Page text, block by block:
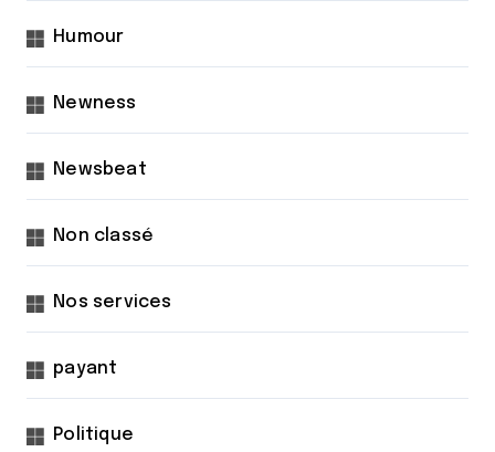
Humour
Newness
Newsbeat
Non classé
Nos services
payant
Politique